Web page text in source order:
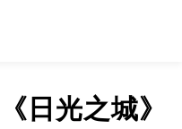
日光之城》